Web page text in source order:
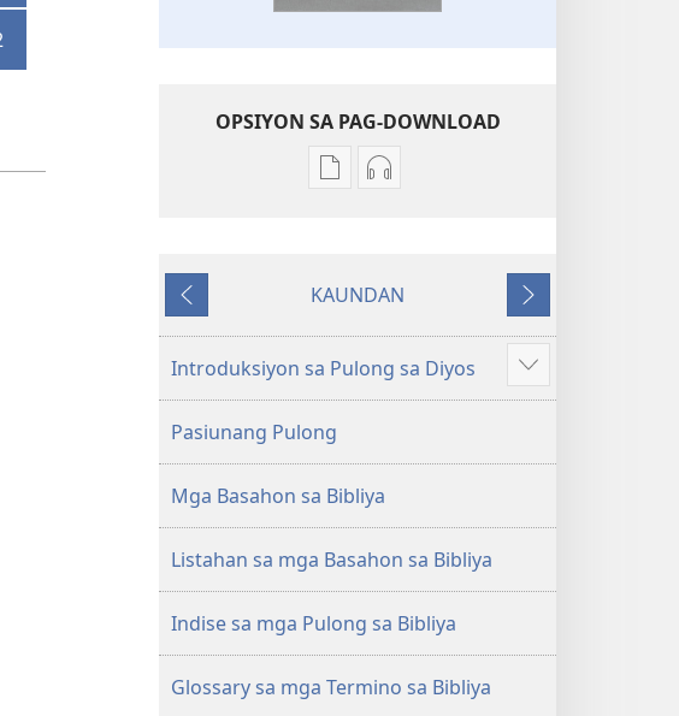
OPSIYON SA PAG-DOWNLOAD
Opsiyon
sa
Bag-
ong
Hubad
sa
Balaang
Kasulatan
(Gihubad
Gikan
sa
2013
Rebisadong
Opsiyon
sa
ong
sa
Balaang
Kasulatan
(Gihubad
Gikan
sa
Rebisadong
Miagi
KAUNDAN
Sunod
Introduksiyon sa Pulong sa Diyos
Ipakita
ang
pa
Pasiunang Pulong
Mga Basahon sa Bibliya
Listahan sa mga Basahon sa Bibliya
Indise sa mga Pulong sa Bibliya
Glossary sa mga Termino sa Bibliya